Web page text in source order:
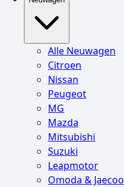
Alle Neuwagen
Citroen
Nissan
Peugeot
MG
Mazda
Mitsubishi
Suzuki
Leapmotor
Omoda & Jaecoo